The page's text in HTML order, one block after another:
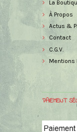
La
À Propos
Actus &
Contact
C.G.V.
Mentions
PAIEMENT